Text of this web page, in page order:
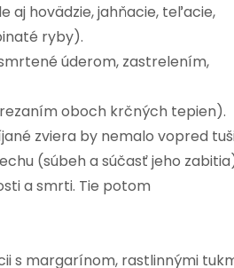
aj hovädzie, jahňacie, teľacie,
ryby).
úderom, zastrelením,
oboch krčných tepien).
zviera by nemalo vopred
(súbeh a súčasť jeho
a smrti. Tie potom
s margarínom, rastlinnými